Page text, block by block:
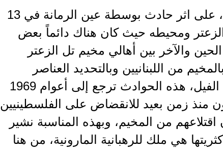
عند اندلاع الحرب اللبنانية عام 1975، على اثر حادث بوسطة عين الرمانة في 13
تل الزعتر ومحيطه حيث كان هناك دائماً بعض
والآخر بين أهالي مخيم تل الزعتر
من اللبنانيين وبالتحديد العناصر
الكتائبية الانعزالية في الدكوانة وسن الفيل، هذه الحوادث ترجع إلى أعوام 1969
منذ زمن بعيد للانقضاض على الفلسطينيين
من المخيم، وبهذه المناسبة نشير
هي ملك للرهبانية المارونية، من هنا